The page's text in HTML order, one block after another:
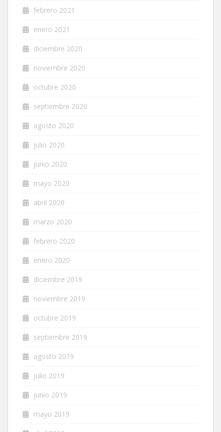
febrero 2021
enero 2021
diciembre 2020
noviembre 2020
octubre 2020
septiembre 2020
agosto 2020
julio 2020
junio 2020
mayo 2020
abril 2020
marzo 2020
febrero 2020
enero 2020
diciembre 2019
noviembre 2019
octubre 2019
septiembre 2019
agosto 2019
julio 2019
junio 2019
mayo 2019